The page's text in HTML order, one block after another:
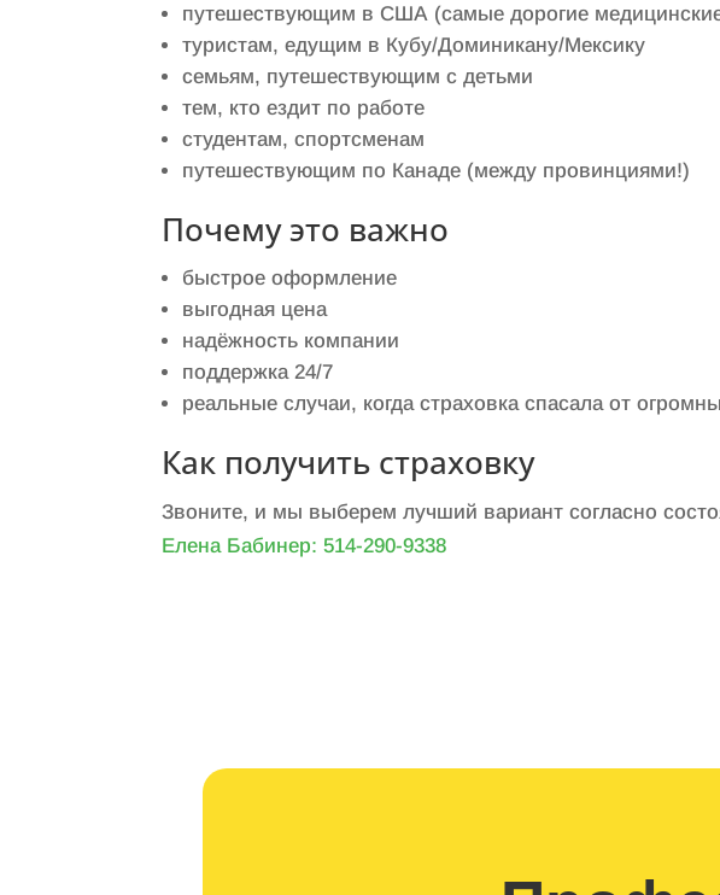
путешествующим в США (самые дорогие
туристам, едущим в Кубу/Доминикану/Мексику
семьям, путешествующим с детьми
тем, кто ездит по работе
студентам, спортсменам
путешествующим по Канаде (между провинциями!)
Почему это важно
быстрое оформление
выгодная цена
надёжность компании
поддержка 24/7
реальные случаи, когда страховка спасала от
Как получить страховку
Звоните, и мы выберем лучший вариант согласно
Елена Бабинер: 514-290-9338